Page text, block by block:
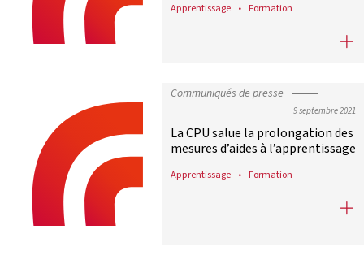
Apprentissage Formation
Prolongation des aides à
Communiqués de presse
9 septembre 2021
La CPU salue la prolongation des
mesures d’aides à l’apprentissage
Apprentissage Formation
La CPU salue la prolongation des